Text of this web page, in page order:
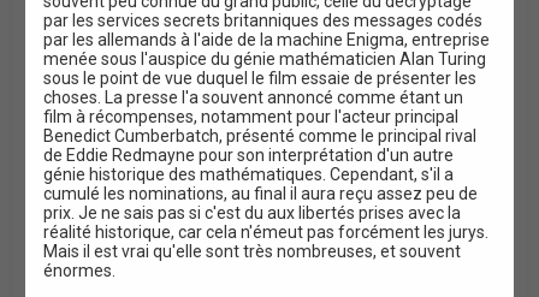
par les services secrets britanniques des messages codés
par les allemands à l'aide de la machine Enigma, entreprise
menée sous l'auspice du génie mathématicien Alan Turing
sous le point de vue duquel le film essaie de présenter les
choses. La presse l'a souvent annoncé comme étant un
film à récompenses, notamment pour l'acteur principal
Benedict Cumberbatch, présenté comme le principal rival
de Eddie Redmayne pour son interprétation d'un autre
génie historique des mathématiques. Cependant, s'il a
cumulé les nominations, au final il aura reçu assez peu de
prix. Je ne sais pas si c'est du aux libertés prises avec la
réalité historique, car cela n'émeut pas forcément les jurys.
Mais il est vrai qu'elle sont très nombreuses, et souvent
énormes.